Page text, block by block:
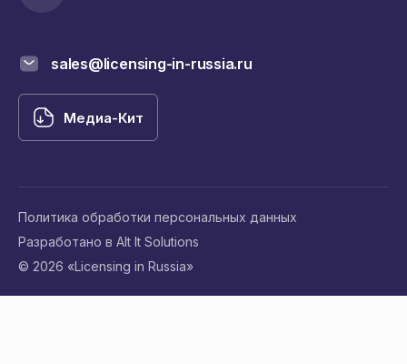
sales@licensing-in-russia.ru
Медиа-Кит
© 2026 «Licensing in Russia»
Политика обработки персональных данных
Разработано в Alt It Solutions